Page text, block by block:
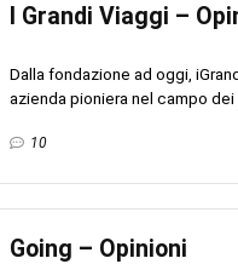
I Grandi Viaggi –
Dalla fondazione ad oggi,
azienda pioniera nel campo dei
10
Going – Opinioni